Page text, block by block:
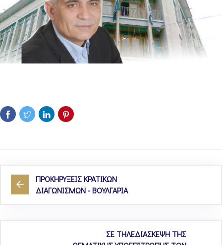
ΠΡΟΚΗΡΥΞΕΙΣ ΚΡΑΤΙΚΩΝ
ΔΙΑΓΩΝΙΣΜΩΝ - ΒΟΥΛΓΑΡΙΑ
ΣΕ ΤΗΛΕΔΙΑΣΚΕΨΗ ΤΗΣ